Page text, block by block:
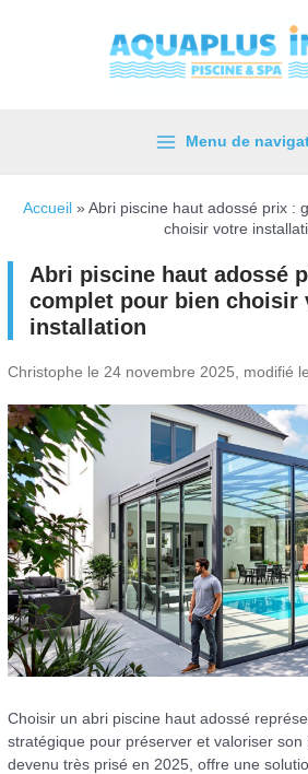
Menu
Menu de
Accueil » Abri piscine haut adossé prix :
choisir votre
Abri piscine haut adossé
complet pour bien choisir
installation
Christophe le 24 novembre 2025, modifié
Choisir un abri piscine haut adossé
stratégique pour préserver et valoriser son
devenu très prisé en 2025, offre une